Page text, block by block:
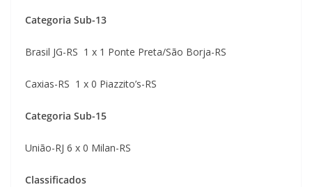
Categoria Sub-13
Brasil JG-RS 1 x 1 Ponte Preta/São Borja-RS
Caxias-RS 1 x 0 Piazzito’s-RS
Categoria Sub-15
União-RJ 6 x 0 Milan-RS
Classificados